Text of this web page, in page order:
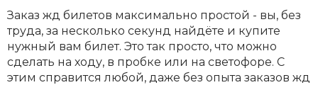
Заказ жд билетов максимально простой - вы, без
труда, за несколько секунд найдёте и купите
нужный вам билет. Это так просто, что можно
сделать на ходу, в пробке или на светофоре. С
этим справится любой, даже без опыта заказов жд